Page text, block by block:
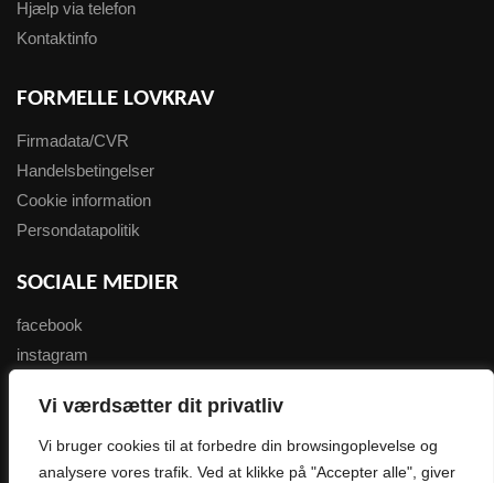
Vi værdsætter dit privatliv
Vi bruger cookies til at forbedre din browsingoplevelse og
analysere vores trafik. Ved at klikke på "Accepter alle", giver
Hjælp via telefon
Kontaktinfo
FORMELLE LOVKRAV
Firmadata/CVR
Handelsbetingelser
Cookie information
Persondatapolitik
SOCIALE MEDIER
facebook
instagram
NYHEDSBREV